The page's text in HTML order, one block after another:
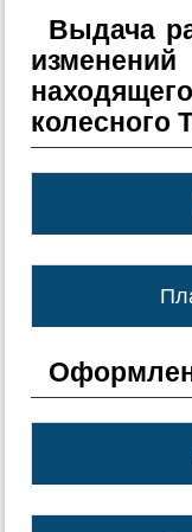
Выдача
колесного